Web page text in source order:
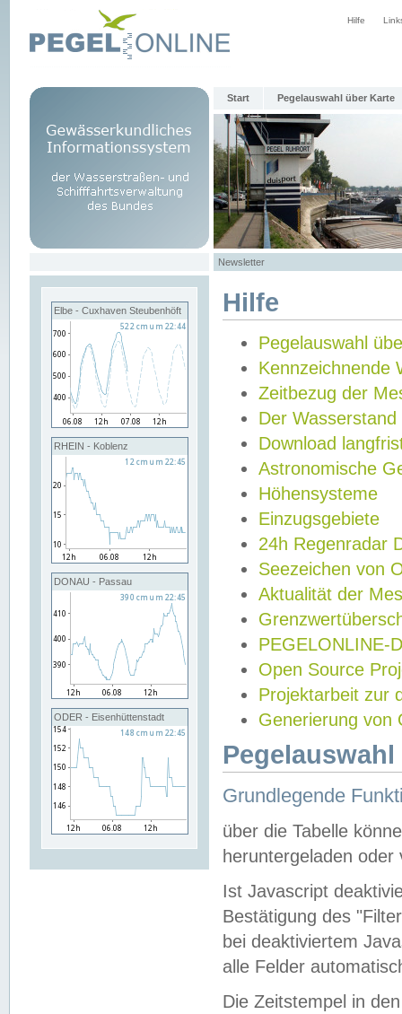
Hilfe
Start Pegelauswahl über Karte
Newsletter
Elbe - Cuxhaven Steubenhöft
RHEIN - Koblenz
DONAU - Passau
ODER - Eisenhüttenstadt
Hilfe
Pegelauswahl
Kennzeichnende
Zeitbezug der
Der Wasserstand
Download
Astronomische
Höhensysteme
Einzugsgebiete
24h Regenradar
Seezeichen von
Aktualität der
PEGELONLINE-
Open Source
Projektarbeit zur
Generierung von
Grundlegende
über die Tabelle
heruntergeladen oder
Ist Javascript
Bestätigung des
bei deaktiviertem
alle Felder
Die Zeitstempel in